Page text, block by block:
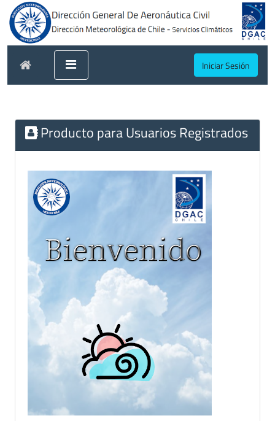
Iniciar Sesión
Producto para Usuarios Registrados